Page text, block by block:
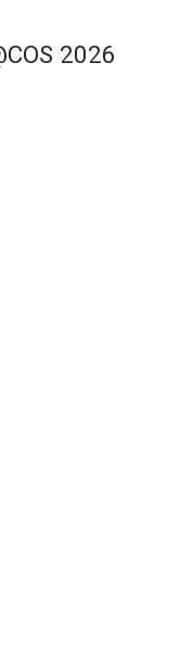
2026